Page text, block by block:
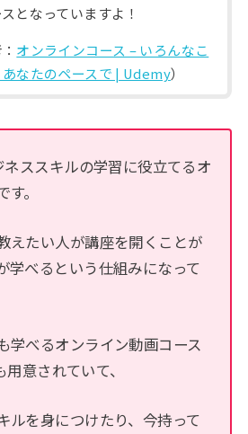
となっていますよ！
オンラインコース – いろんなこ
あなたのペースで | Udemy）
ススキルの学習に役立てるオ
。
えたい人が講座を開くことが
学べるという仕組みになって
学べるオンライン動画コース
意されていて、
ルを身につけたり、今持って